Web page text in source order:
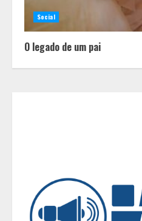
Social
O legado de um pai
Você
os
estrada
5
crítica do